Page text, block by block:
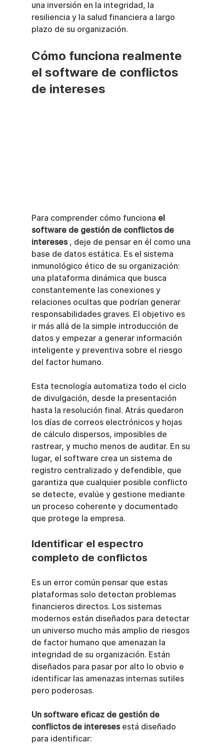
una inversión en la integridad, la
resiliencia y la salud financiera a largo
plazo de su organización.
Cómo funciona realmente
el software de conflictos
de intereses
Para comprender cómo funciona el
software de gestión de conflictos de
intereses , deje de pensar en él como una
base de datos estática. Es el sistema
inmunológico ético de su organización:
una plataforma dinámica que busca
constantemente las conexiones y
relaciones ocultas que podrían generar
responsabilidades graves. El objetivo es
ir más allá de la simple introducción de
datos y empezar a generar información
inteligente y preventiva sobre el riesgo
del factor humano.
Esta tecnología automatiza todo el ciclo
de divulgación, desde la presentación
hasta la resolución final. Atrás quedaron
los días de correos electrónicos y hojas
de cálculo dispersos, imposibles de
rastrear, y mucho menos de auditar. En su
lugar, el software crea un sistema de
registro centralizado y defendible, que
garantiza que cualquier posible conflicto
se detecte, evalúe y gestione mediante
un proceso coherente y documentado
que protege la empresa.
Identificar el espectro
completo de conflictos
Es un error común pensar que estas
plataformas solo detectan problemas
financieros directos. Los sistemas
modernos están diseñados para detectar
un universo mucho más amplio de riesgos
de factor humano que amenazan la
integridad de su organización. Están
diseñados para pasar por alto lo obvio e
identificar las amenazas internas sutiles
pero poderosas.
Un software eficaz de gestión de
conflictos de intereses está diseñado
para identificar: